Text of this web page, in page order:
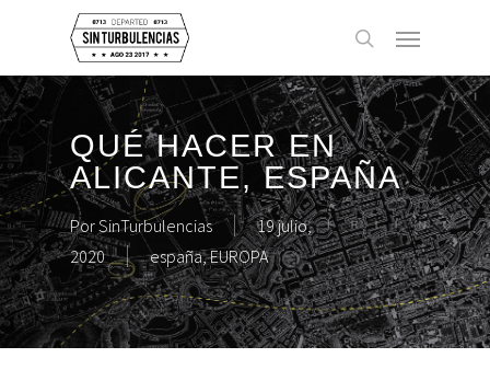
main
content
buscar
QUÉ HACER EN
ALICANTE, ESPAÑA
PorSinTurbulencias
19 julio,
2020
españa,EUROPA